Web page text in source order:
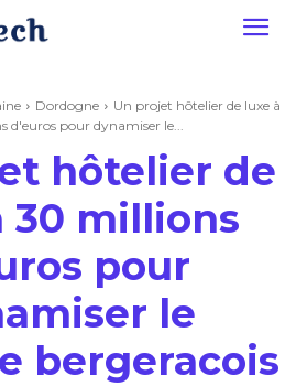
Dordogne
Un projet hôtelier de luxe à
d'euros pour dynamiser le...
hôtelier de
30 millions
pour
le
bergeracois